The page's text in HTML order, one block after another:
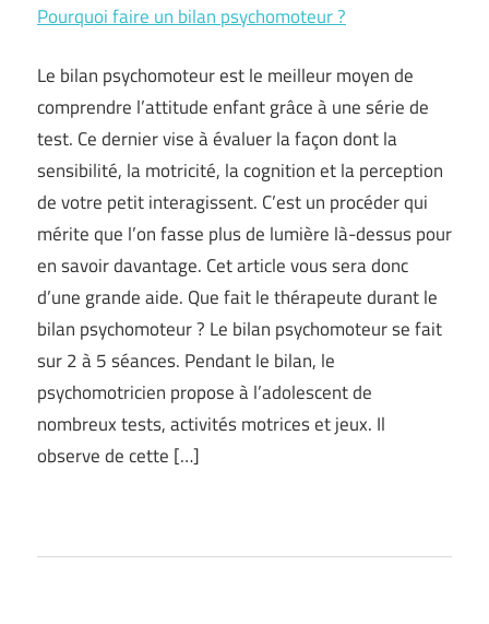
Pourquoi faire un bilan psychomoteur ?
Le bilan psychomoteur est le meilleur moyen de
comprendre l’attitude enfant grâce à une série de
test. Ce dernier vise à évaluer la façon dont la
sensibilité, la motricité, la cognition et la perception
de votre petit interagissent. C’est un procéder qui
mérite que l’on fasse plus de lumière là-dessus pour
en savoir davantage. Cet article vous sera donc
d’une grande aide. Que fait le thérapeute durant le
bilan psychomoteur ? Le bilan psychomoteur se fait
sur 2 à 5 séances. Pendant le bilan, le
psychomotricien propose à l’adolescent de
nombreux tests, activités motrices et jeux. Il
observe de cette […]